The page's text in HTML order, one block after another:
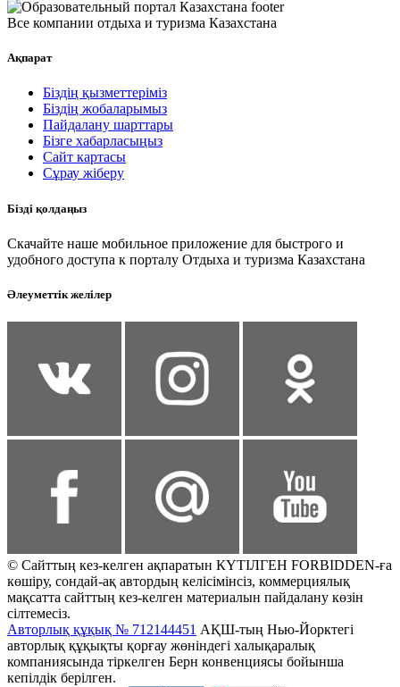
Все компании отдыха и туризма Казахстана
Ақпарат
Біздің қызметтеріміз
Біздің жобаларымыз
Пайдалану шарттары
Бізге хабарласыңыз
Сайт картасы
Сұрау жіберу
Бізді қолдаңыз
Скачайте наше мобильное приложение для быстрого и
удобного доступа к порталу Отдыха и туризма Казахстана
Әлеуметтік желілер
© Сайттың кез-келген ақпаратын КҮТІЛГЕН FORBIDDEN-ға
көшіру, сондай-ақ автордың келісімінсіз, коммерциялық
мақсатта сайттың кез-келген материалын пайдалану көзін
сілтемесіз.
Авторлық құқық № 712144451 АҚШ-тың Нью-Йорктегі
авторлық құқықты қорғау жөніндегі халықаралық
компаниясында тіркелген Берн конвенциясы бойынша
кепілдік берілген.